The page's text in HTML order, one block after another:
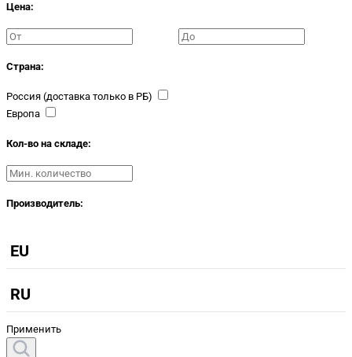
Цена:
Страна:
Россия (доставка только в РБ)
Европа
Кол-во на складе:
Производитель:
EU
RU
Применить